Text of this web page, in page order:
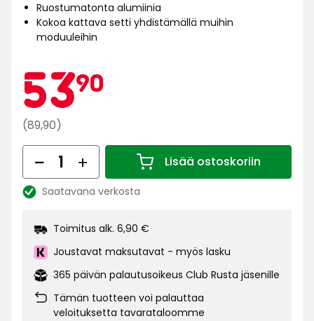
Ruostumatonta alumiinia
Kokoa kattava setti yhdistämällä muihin
moduuleihin
5390
€
Normaali
hinta
89,90
€
(89,90)
Määrä Lisää ostoskoriin
Määrä 1
KatsoSaatavana verkosta
Toimitus alk. 6,90 €
Joustavat maksutavat - myös lasku
365 päivän palautusoikeus Club Rusta jäsenille
Tämän tuotteen voi palauttaa
veloituksetta tavarataloomme